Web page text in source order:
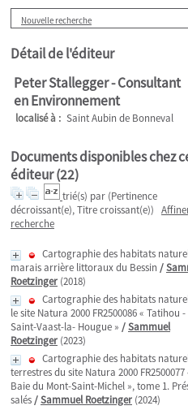
Nouvelle recherche
Détail de l'éditeur
Peter Stallegger - Consultant
en Environnement
localisé à : Saint Aubin de Bonneval
Documents disponibles chez
éditeur (22)
trié(s) par (Pertinence
décroissant(e), Titre croissant(e))
recherche
Cartographie des habitats
marais arrière littoraux du Bessin /
Roetzinger (2018)
Cartographie des habitats
le site Natura 2000 FR2500086 « Tatihou -
Saint-Vaast-la- Hougue » /Sammuel
Roetzinger (2023)
Cartographie des habitats
terrestres du site Natura 2000 FR2500077
Baie du Mont-Saint-Michel », tome 1.
salés/Sammuel Roetzinger (2024)